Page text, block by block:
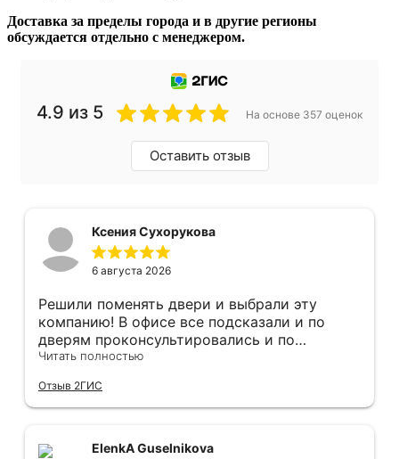
Доставка за пределы города и в другие регионы
обсуждается отдельно с менеджером.
4.9 из 5 На основе 357 оценок
Оставить отзыв
Ксения Сухорукова
6 августа 2026
Решили поменять двери и выбрали эту
компанию! В офисе все подсказали и по
дверям проконсультировались и по
фурнитуре. Анастасия ответила на все
Монтаж быстро, качественно и аккуратно,
Сергея прямо рекомендую! С утра до
мусор убирает после монтажа. Рекомендую!
Читать полностью
Отзыв 2ГИС
ElenkA Guselnikova